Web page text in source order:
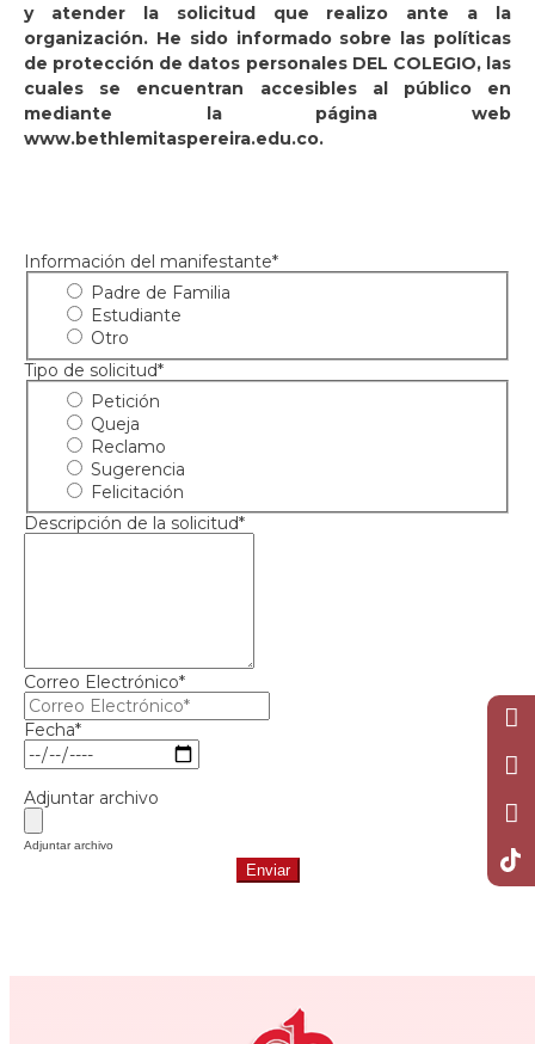
y atender la solicitud que realizo ante a la
organización. He sido informado sobre las políticas
de protección de datos personales DEL COLEGIO, las
cuales se encuentran accesibles al público en
mediante la página web
www.bethlemitaspereira.edu.co.
Información del manifestante*
Padre de Familia
Estudiante
Otro
Tipo de solicitud*
Petición
Queja
Reclamo
Sugerencia
Felicitación
Descripción de la solicitud*
Correo Electrónico*
Fecha*
Adjuntar archivo
Adjuntar archivo
Enviar